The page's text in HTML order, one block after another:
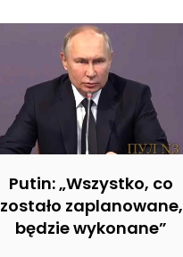
Putin: „Wszystko, co
zostało zaplanowane,
będzie wykonane”